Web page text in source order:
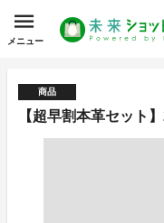
メニュー
商品
【超早割本革セット